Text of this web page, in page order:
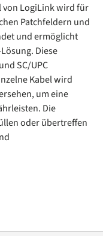
von LogiLink wird für
Patchfeldern und
und ermöglicht
Diese
SC/UPC
Kabel wird
um eine
Die
oder übertreffen